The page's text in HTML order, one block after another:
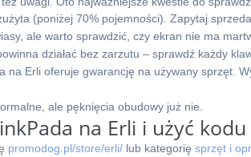
(poniżej 70% pojemności). Zapytaj
ale warto sprawdzić, czy ekran nie ma
działać bez zarzutu – sprawdź każdy
na Erli oferuje gwarancję na używany sprzęt.
ale pęknięcia obudowy już nie.
na Erli i użyć
promodog.pl/store/erli/ lub kategorię sprzęt i